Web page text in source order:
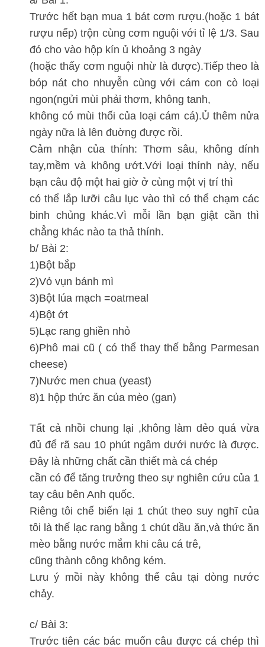
Trước hết bạn mua 1 bát cơm rượu.(hoặc 1 bát
rượu nếp) trộn cùng cơm nguội với tỉ lệ 1/3. Sau
đó cho vào hộp kín ủ khoảng 3 ngày
(hoặc thấy cơm nguội nhừ là được).Tiếp theo là
bóp nát cho nhuyễn cùng với cám con cò loại
ngon(ngửi mùi phải thơm, không tanh,
không có mùi thối của loại cám cá).Ủ thêm nửa
ngày nữa là lên đuờng được rồi.
Cảm nhận của thính: Thơm sâu, không dính
tay,mềm và không ướt.Với loại thính này, nếu
bạn câu độ một hai giờ ở cùng một vị trí thì
có thể lắp lưỡi câu lục vào thì có thể chạm các
binh chủng khác.Vì mỗi lần bạn giật cần thì
chẳng khác nào ta thả thính.
b/ Bài 2:
1)Bột bắp
2)Vỏ vụn bánh mì
3)Bột lúa mạch =oatmeal
4)Bột ớt
5)Lạc rang ghiền nhỏ
6)Phô mai cũ ( có thể thay thế bằng Parmesan
cheese)
7)Nước men chua (yeast)
8)1 hộp thức ăn của mèo (gan)
Tất cả nhồi chung lại ,không làm dẻo quá vừa
đủ để rã sau 10 phút ngâm dưới nước là được.
Đây là những chất cần thiết mà cá chép
cần có để tăng trưởng theo sự nghiên cứu của 1
tay câu bên Anh quốc.
Riêng tôi chế biến lại 1 chút theo suy nghĩ của
tôi là thế lạc rang bằng 1 chút dầu ăn,và thức ăn
mèo bằng nước mắm khi câu cá trê,
cũng thành công không kém.
Lưu ý mồi này không thể câu tại dòng nước
chảy.
c/ Bài 3:
Trước tiên các bác muốn câu được cá chép thì